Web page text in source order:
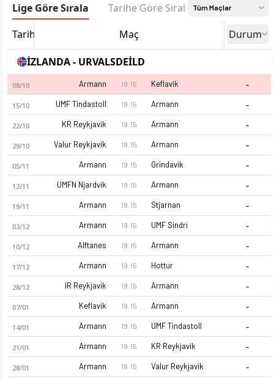
Lige Göre Sırala Tarihe Göre Sırala Tüm Maçlar
Tarih Maç Durum
İZLANDA - URVALSDEİLD
08/10 Armann 19:15 Keflavik -
15/10 UMF Tindastoll 19:15 Armann -
22/10 KR Reykjavik 19:15 Armann -
29/10 Valur Reykjavik 19:15 Armann -
05/11 Armann 19:15 Grindavik -
12/11 UMFN Njardvik 19:15 Armann -
19/11 Armann 19:15 Stjarnan -
03/12 Armann 19:15 UMF Sindri -
10/12 Alftanes 19:15 Armann -
17/12 Armann 19:15 Hottur -
28/12 IR Reykjavik 19:15 Armann -
07/01 Keflavik 19:15 Armann -
14/01 Armann 19:15 UMF Tindastoll -
21/01 Armann 19:15 KR Reykjavik -
28/01 Armann 19:15 Valur Reykjavik -